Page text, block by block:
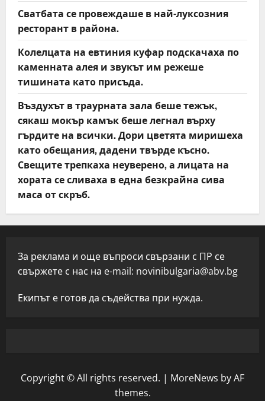
Сватбата се провеждаше в най-луксозния
ресторант в района.
Колелцата на евтиния куфар подскачаха по
каменната алея и звукът им режеше
тишината като присъда.
Въздухът в траурната зала беше тежък,
сякаш мокър камък беше легнал върху
гърдите на всички. Дори цветята миришеха
като обещания, дадени твърде късно.
Свещите трепкаха неуверено, а лицата на
хората се сливаха в една безкрайна сива
маса от скръб.
За реклама и още въпроси свързани с ПР се
свържете с нас на e-mail: novinibulgaria@abv.bg
Екипът е готов да съдейства при нужда.
Copyright © All rights reserved. | MoreNews by AF
themes.